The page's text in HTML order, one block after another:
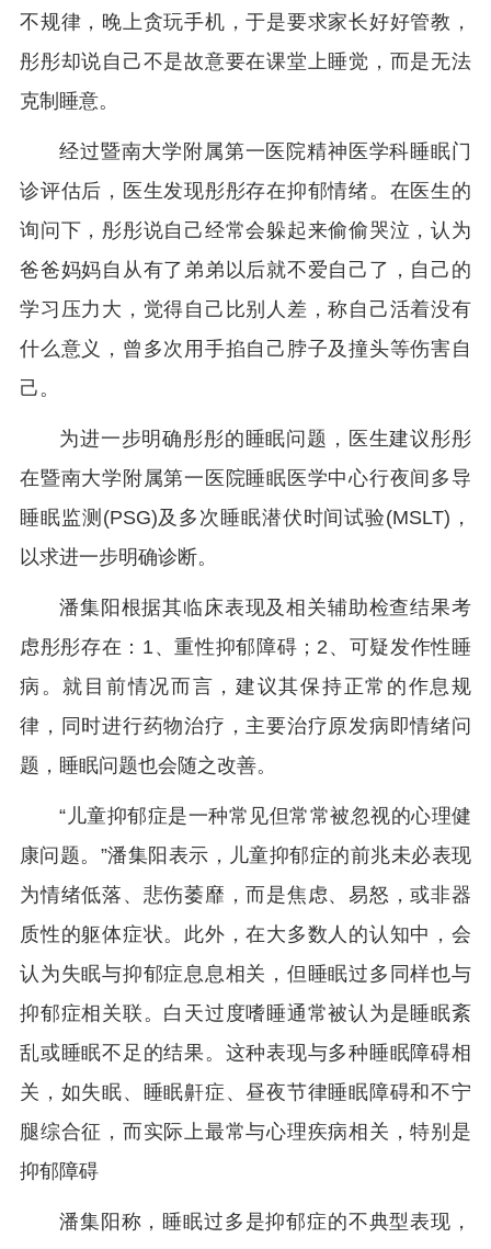
不规律，晚上贪玩手机，于是要求家长好好管教，
彤彤却说自己不是故意要在课堂上睡觉，而是无法
克制睡意。
经过暨南大学附属第一医院精神医学科睡眠门
诊评估后，医生发现彤彤存在抑郁情绪。在医生的
询问下，彤彤说自己经常会躲起来偷偷哭泣，认为
爸爸妈妈自从有了弟弟以后就不爱自己了，自己的
学习压力大，觉得自己比别人差，称自己活着没有
什么意义，曾多次用手掐自己脖子及撞头等伤害自
己。
为进一步明确彤彤的睡眠问题，医生建议彤彤
在暨南大学附属第一医院睡眠医学中心行夜间多导
睡眠监测(PSG)及多次睡眠潜伏时间试验(MSLT)，
以求进一步明确诊断。
潘集阳根据其临床表现及相关辅助检查结果考
虑彤彤存在：1、重性抑郁障碍；2、可疑发作性睡
病。就目前情况而言，建议其保持正常的作息规
律，同时进行药物治疗，主要治疗原发病即情绪问
题，睡眠问题也会随之改善。
“儿童抑郁症是一种常见但常常被忽视的心理健
康问题。”潘集阳表示，儿童抑郁症的前兆未必表现
为情绪低落、悲伤萎靡，而是焦虑、易怒，或非器
质性的躯体症状。此外，在大多数人的认知中，会
认为失眠与抑郁症息息相关，但睡眠过多同样也与
抑郁症相关联。白天过度嗜睡通常被认为是睡眠紊
乱或睡眠不足的结果。这种表现与多种睡眠障碍相
关，如失眠、睡眠鼾症、昼夜节律睡眠障碍和不宁
腿综合征，而实际上最常与心理疾病相关，特别是
抑郁障碍
潘集阳称，睡眠过多是抑郁症的不典型表现，